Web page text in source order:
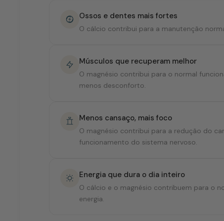
Ossos e dentes mais fortes
O cálcio contribui para a manutenção
Músculos que recuperam melhor
O magnésio contribui para o normal
menos desconforto.
Menos cansaço, mais foco
O magnésio contribui para a redução do
funcionamento do sistema nervoso.
Energia que dura o dia inteiro
O cálcio e o magnésio contribuem para o
energia.